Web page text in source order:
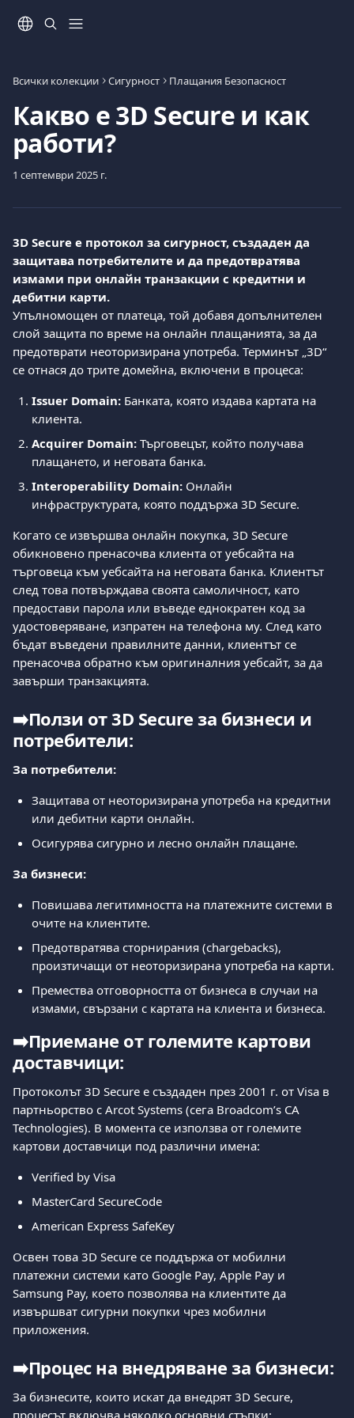
Всички колекции Сигурност Плащания Безопасност
Какво е 3D Secure и как
работи?
1 септември 2025 г.
3D Secure е протокол за сигурност, създаден да
защитава потребителите и да предотвратява
измами при онлайн транзакции с кредитни и
дебитни карти.
Упълномощен от платеца, той добавя допълнителен
слой защита по време на онлайн плащанията, за да
предотврати неоторизирана употреба. Терминът „3D“
се отнася до трите домейна, включени в процеса:
Issuer Domain: Банката, която издава картата на
клиента.
Acquirer Domain: Търговецът, който получава
плащането, и неговата банка.
Interoperability Domain: Онлайн
инфраструктурата, която поддържа 3D Secure.
Когато се извършва онлайн покупка, 3D Secure
обикновено пренасочва клиента от уебсайта на
търговеца към уебсайта на неговата банка. Клиентът
след това потвърждава своята самоличност, като
предостави парола или въведе еднократен код за
удостоверяване, изпратен на телефона му. След като
бъдат въведени правилните данни, клиентът се
пренасочва обратно към оригиналния уебсайт, за да
завърши транзакцията.
➡️Ползи от 3D Secure за бизнеси и
потребители:
За потребители:
Защитава от неоторизирана употреба на кредитни
или дебитни карти онлайн.
Осигурява сигурно и лесно онлайн плащане.
За бизнеси:
Повишава легитимността на платежните системи в
очите на клиентите.
Предотвратява сторнирания (chargebacks),
произтичащи от неоторизирана употреба на карти.
Премества отговорността от бизнеса в случаи на
измами, свързани с картата на клиента и бизнеса.
➡️Приемане от големите картови
доставчици:
Протоколът 3D Secure е създаден през 2001 г. от Visa в
партньорство с Arcot Systems (сега Broadcom’s CA
Technologies). В момента се използва от големите
картови доставчици под различни имена:
Verified by Visa
MasterCard SecureCode
American Express SafeKey
Освен това 3D Secure се поддържа от мобилни
платежни системи като Google Pay, Apple Pay и
Samsung Pay, което позволява на клиентите да
извършват сигурни покупки чрез мобилни
приложения.
➡️Процес на внедряване за бизнеси:
За бизнесите, които искат да внедрят 3D Secure,
процесът включва няколко основни стъпки: